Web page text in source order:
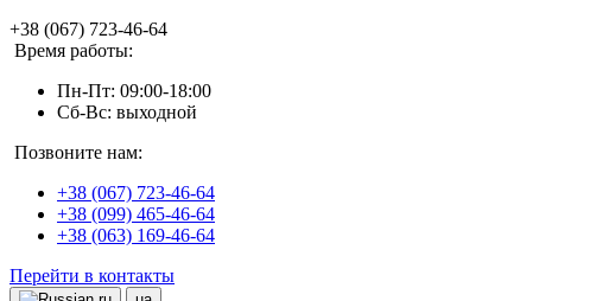
+38 (067) 723-46-64
Время работы:
Пн-Пт: 09:00-18:00
Сб-Вс: выходной
Позвоните нам:
+38 (067) 723-46-64
+38 (099) 465-46-64
+38 (063) 169-46-64
Перейти в контакты